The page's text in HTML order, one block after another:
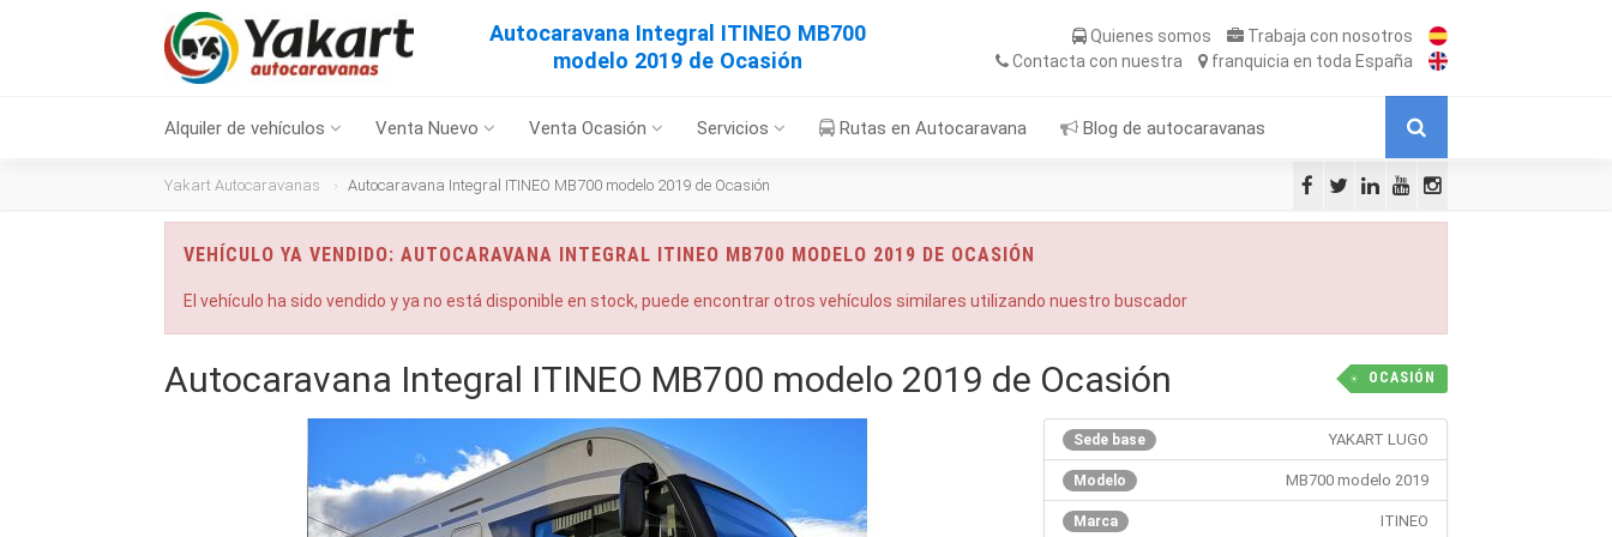
Autocaravana Integral ITINEO MB700
modelo 2019 de Ocasión
Quienes somos Trabaja con nosotros
Contacta con nuestra franquicia en toda España
Alquiler de vehículos Venta Nuevo Venta Ocasión Servicios Rutas en Autocaravana Blog de autocaravanas
Yakart Autocaravanas Autocaravana Integral ITINEO MB700 modelo 2019 de Ocasión
VEHÍCULO YA VENDIDO: AUTOCARAVANA INTEGRAL ITINEO MB700 MODELO 2019 DE OCASIÓN
El vehículo ha sido vendido y ya no está disponible en stock, puede encontrar otros vehículos similares utilizando nuestro buscador
OCASIÓN
Autocaravana Integral ITINEO MB700 modelo 2019 de Ocasión
Sede base YAKART LUGO
Modelo MB700 modelo 2019
Marca ITINEO